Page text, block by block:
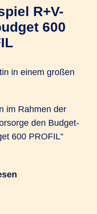
R+V-
600
in einem großen
im Rahmen der
den Budget­
600 PROFIL”
restliche